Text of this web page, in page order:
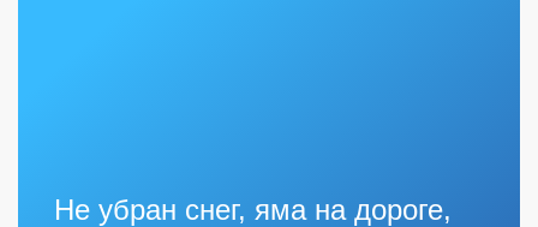
Не убран снег, яма на дороге,